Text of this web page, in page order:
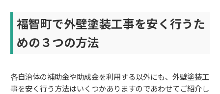
福智町で外壁塗装工事を安く行うた
めの３つの方法
各自治体の補助金や助成金を利用する以外にも、外壁塗装工
事を安く行う方法はいくつかありますのであわせてご紹介し